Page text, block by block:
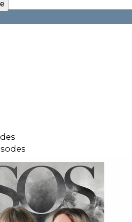
huvudstad Jakarta ligger det
fenomen på sociala medier: